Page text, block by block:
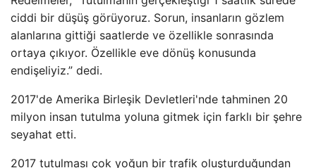
ciddi bir düşüş görüyoruz. Sorun, insanların gözlem
alanlarına gittiği saatlerde ve özellikle sonrasında
ortaya çıkıyor. Özellikle eve dönüş konusunda
endişeliyiz.” dedi.
2017'de Amerika Birleşik Devletleri'nde tahminen 20
milyon insan tutulma yoluna gitmek için farklı bir şehre
seyahat etti.
2017 tutulması çok yoğun bir trafik oluşturduğundan